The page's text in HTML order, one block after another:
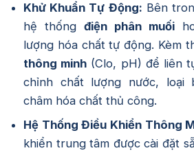
Khử Khuẩn Tự Động: Bên
hệ thống điện phân muối
lượng hóa chất tự động. Kèm
thông minh (Clo, pH) để liên
chỉnh chất lượng nước, loại
châm hóa chất thủ công.
Hệ Thống Điều Khiển Thông
khiển trung tâm được cài đặt